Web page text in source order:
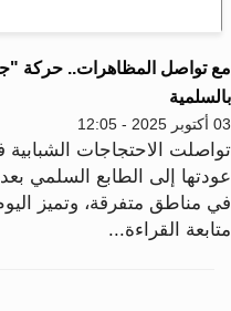
تواصل المظاهرات.. حركة
- 12:05
الاحتجاجات
إلى الطابع السلمي
مناطق متفرقة، وتميز
القراءة...